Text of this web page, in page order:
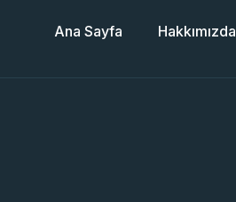
Ana Sayfa Hakkımızda